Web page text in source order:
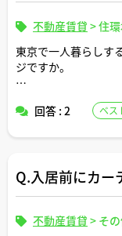
不動産賃貸 >住
東京で一人暮らしす
ジですか。
いです。
回答 : 2 ベス
Q.入居前にカー
不動産賃貸 > そ